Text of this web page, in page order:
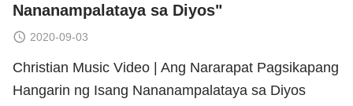
Nananampalataya sa Diyos"
2020-09-03
Christian Music Video | Ang Nararapat Pagsikapang
Hangarin ng Isang Nananampalataya sa Diyos